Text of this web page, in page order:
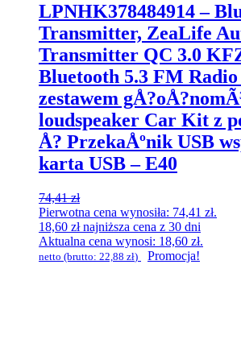
LPNHK378484914 –
Transmitter, ZeaLife
Transmitter QC 3.0
Bluetooth 5.3 FM
zestawem
loudspeaker Car Kit z
Å? PrzekaÅºnik USB
karta USB – E40
74,41zł
Pierwotna cena wynosiła: 74,41 zł.
18,60 złnajniższa cena z 30 dni
Aktualna cena wynosi: 18,60 zł.
netto (brutto: 22,88 zł) Promocja!